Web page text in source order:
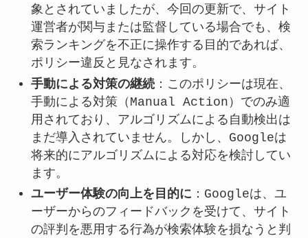
象とされていましたが、今回の更新で、サイト
運営者が関与または監督している場合でも、検
索ランキングを不正に操作する目的であれば、
ポリシー違反と見なされます。
手動による対策の継続：このポリシーは現在、
手動による対策（Manual Action）でのみ適
用されており、アルゴリズムによる自動検出は
まだ導入されていません。しかし、Googleは
将来的にアルゴリズムによる対応を検討してい
ます。
ユーザー体験の向上を目的に ：Googleは、ユ
ーザーからのフィードバックを受けて、サイト
の評判を悪用する行為が検索体験を損なうと判